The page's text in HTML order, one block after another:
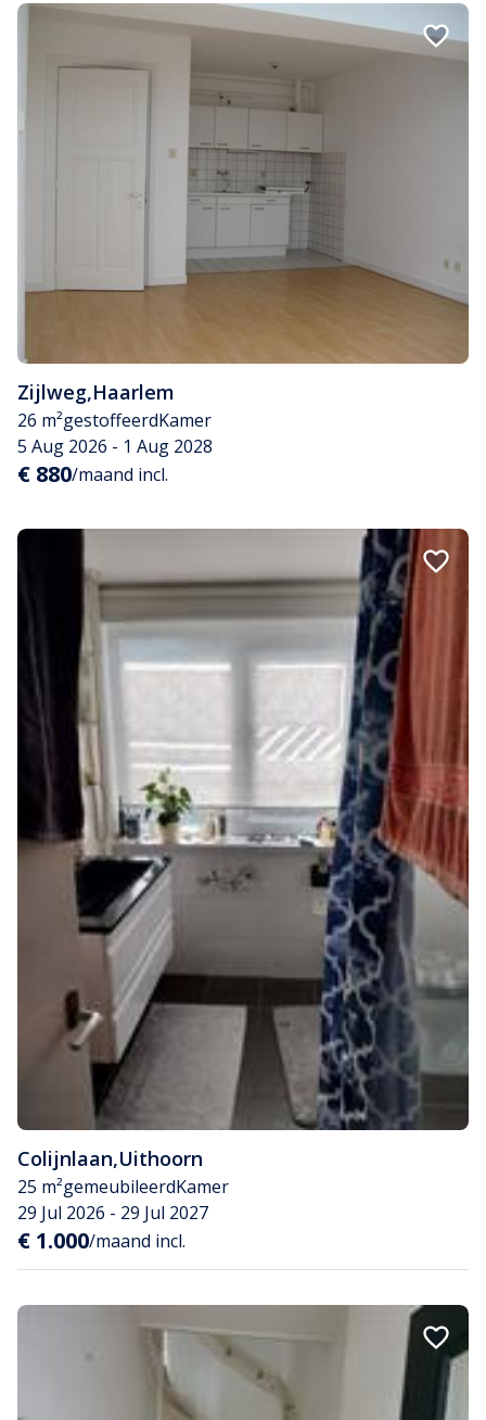
Zijlweg,Haarlem
26 m²gestoffeerdKamer
5 Aug 2026 - 1 Aug 2028
€ 880/maand incl.
Colijnlaan,Uithoorn
25 m²gemeubileerdKamer
29 Jul 2026 - 29 Jul 2027
€ 1.000/maand incl.